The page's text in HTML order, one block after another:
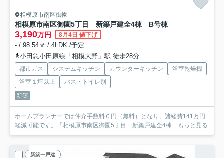
相模原市南区御園
相模原市南区御園5丁目 新築戸建全4棟 B号棟
3,190万円 8月4日 値下げ
- / 98.54㎡ / 4LDK /予定
小田急小田原線「相模大野」駅 徒歩28分
都市ガス システムキッチン カウンターキッチン
浴室乾燥機
浴室１坪以上
バス・トイレ別
新築
ホームプランナーでは仲介手数料０円（無料）となり、諸経費141万円
軽減可能です。「相模原市南区御園5丁目 新築戸建全4棟... もっと見る
新築一戸建